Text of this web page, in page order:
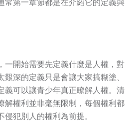
常第一章節都是在介紹它的定義與
開始需要先定義什麼是人權，對
深的定義只是會讓大家搞糊塗、
義可以讓青少年真正瞭解人權。清
解權利並非毫無限制，每個權利都
犯別人的權利為前提。